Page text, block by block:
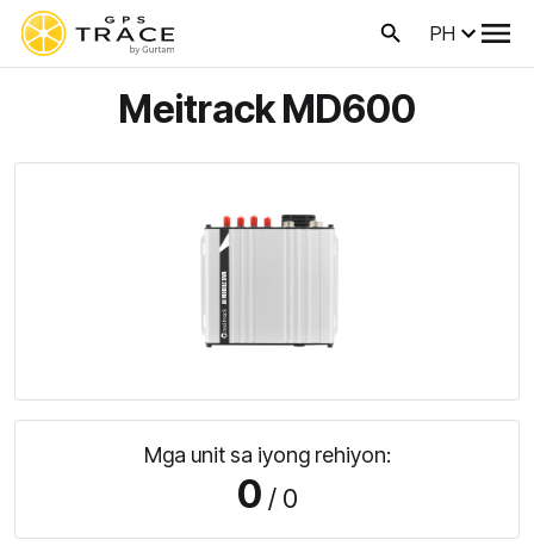
PH
Meitrack MD600
Mga unit sa iyong rehiyon:
0 / 0